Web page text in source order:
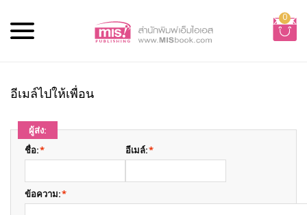
0
อีเมล์ไปให้เพื่อน
ผู้ส่ง:
*
ชื่อ: *
อีเมล์:
*
ข้อความ: